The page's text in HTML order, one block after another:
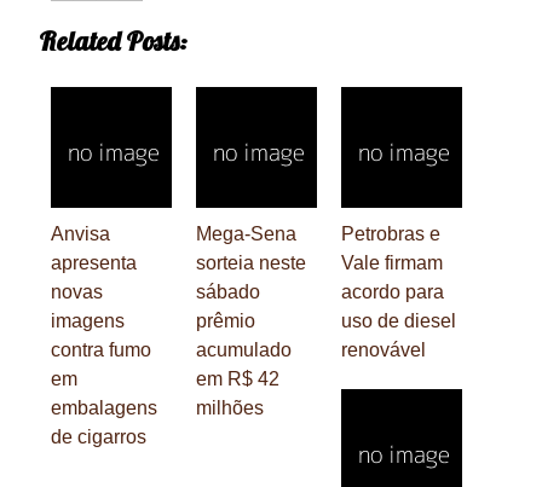
Related Posts:
Anvisa
apresenta
novas
imagens
contra fumo
em
embalagens
de cigarros
Mega-Sena
sorteia neste
sábado
prêmio
acumulado
em R$ 42
milhões
Petrobras e
Vale firmam
acordo para
uso de diesel
renovável